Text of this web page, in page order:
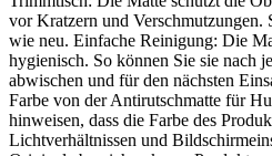
vor Kratzern und
wie neu. Einfache Reinigung: Die
hygienisch. So können Sie sie nach
abwischen und für den nächsten
Farbe von der Antirutschmatte für
hinweisen, dass die Farbe des
Lichtverhältnissen und